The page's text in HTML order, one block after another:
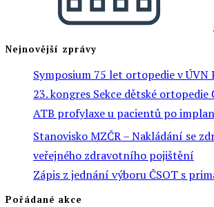
Nejnovější zprávy
Symposium 75 let ortopedie v ÚVN
23. kongres Sekce dětské ortopedie
ATB profylaxe u pacientů po
Stanovisko MZČR – Nakládání se
veřejného zdravotního pojištění
Zápis z jednání výboru ČSOT s
Pořádané akce